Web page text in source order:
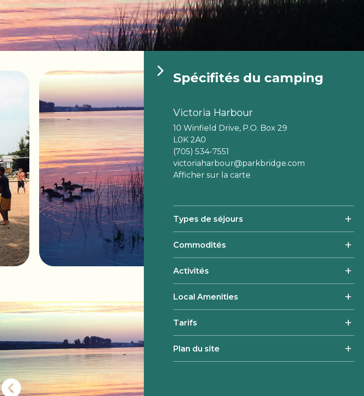
Wasaga Dunes
Wasaga Pines
Domaine de la Chute Domaine des Érables
Spécifités du camping
Victoria Harbour
10 Winfield Drive, P.O. Box 29
L0K 2A0
(705) 534-7551
victoriaharbour@parkbridge.com
Afficher sur la carte
Types de séjours
Commodités
Activités
Local Amenities
Tarifs
Plan du site